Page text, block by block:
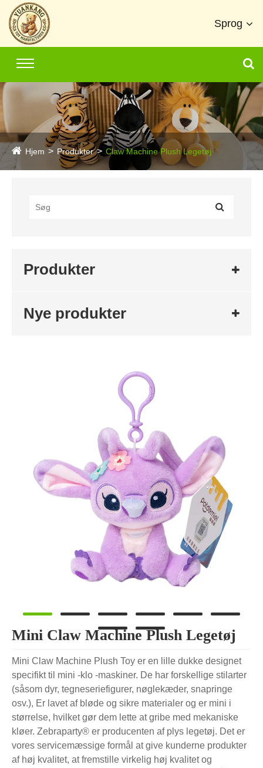
Sprog
Hjem Produkter Claw Machine Plush Legetøj
Produkter
Nye produkter
Mini Claw Machine Plush Legetøj
Mini Claw Machine Plush Toy er en lille dukke designet
specifikt til mini -klo -maskiner. De har forskellige stilarter
(såsom dyr, tegneseriefigurer, nøglekæder, snapringe
osv.), Er lavet af bløde og sikre materialer og er mini i
størrelse, hvilket gør dem lette at gribe med mekaniske
kløer. Zebraparty® er producenten af ​​plys legetøj. Det er
vores servicemæssige formål at give kunderne produkter
af høj kvalitet, at fremstille virkelig høj kvalitet og